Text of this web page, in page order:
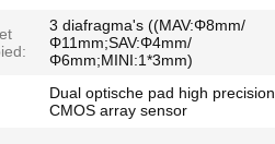
3 diafragma's ((MAV:Φ8mm/
Φ11mm;SAV:Φ4mm/
Φ6mm;MINI:1*3mm)
Dual optische pad high precision
CMOS array sensor